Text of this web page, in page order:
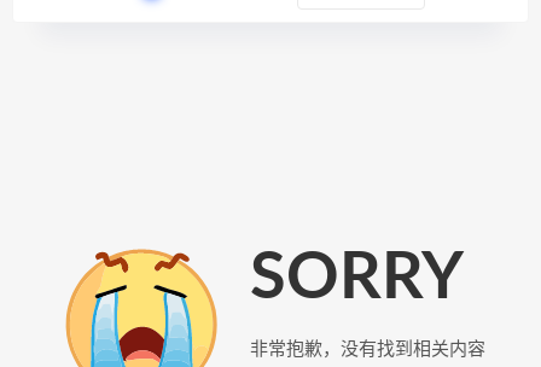
SORRY
非常抱歉，没有找到相关内容